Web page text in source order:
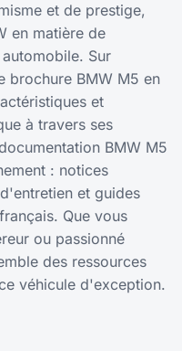
et de prestige,
en matière de
Sur
brochure BMW M5 en
et
à travers ses
BMW M5
: notices
et guides
Que vous
ou passionné
des ressources
véhicule d'exception.